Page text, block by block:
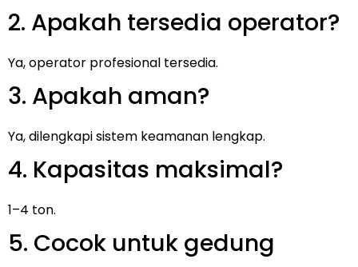
2. Apakah tersedia operator?
Ya, operator profesional tersedia.
3. Apakah aman?
Ya, dilengkapi sistem keamanan lengkap.
4. Kapasitas maksimal?
1–4 ton.
5. Cocok untuk gedung